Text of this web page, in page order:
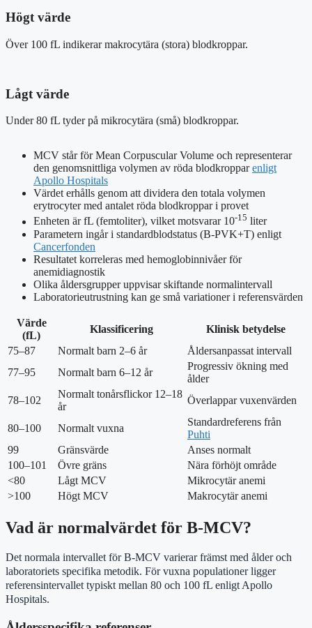
Högt värde
Över 100 fL indikerar makrocytära (stora) blodkroppar.
Lågt värde
Under 80 fL tyder på mikrocytära (små) blodkroppar.
MCV står för Mean Corpuscular Volume och representerar
den genomsnittliga volymen av röda blodkropparenligt
Apollo Hospitals
Värdet erhålls genom att dividera den totala volymen
erytrocyter med antalet röda blodkroppar i provet
Enheten är fL (femtoliter), vilket motsvarar 10-15 liter
Parametern ingår i standardblodstatus (B-PVK+T) enligt
Cancerfonden
Resultatet korreleras med hemoglobinnivåer för
anemidiagnostik
Olika åldersgrupper uppvisar skiftande normalintervall
Laboratorieutrustning kan ge små variationer i referensvärden
Värde
(fL)
Klassificering
Klinisk betydelse
75–87
Normalt barn 2–6 år
Åldersanpassat intervall
77–95
Normalt barn 6–12 år
Progressiv ökning med
ålder
78–102
Normalt tonårsflickor 12–18
år
Överlappar vuxenvärden
80–100 Normalt vuxna
Standardreferens från
Puhti
99
Gränsvärde
Anses normalt
100–101
Övre gräns
Nära förhöjt område
<80
Lågt MCV
Mikrocytär anemi
>100
Högt MCV Makrocytär anemi
Vad är normalvärdet för B-MCV?
Det normala intervallet för B-MCV varierar främst med ålder och
laboratoriets specifika metodik. För vuxna populationer ligger
referensintervallet typiskt mellan 80 och 100 fL enligt Apollo
Hospitals.